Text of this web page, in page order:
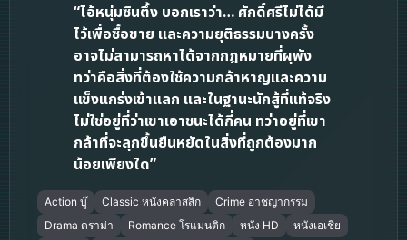
“ไอ้หนุ่มซินตึ้ง บอกเราว่า… ศักดิ์ศรีไม่ได้มี
ไว้เพื่อซื้อขาย และความยุติธรรมบางครั้ง
อาจไม่สามารถหาได้จากกฎหมายที่ผุพัง
ทว่าคือสิ่งที่ต้องใช้ความกล้าหาญและความ
แข็งแกร่งเข้าแลก และในฐานะนักสู้ที่แท้จริง
ไม่ใช่อยู่ที่ว่าเขาเอาชนะได้กี่คน ทว่าอยู่ที่เขา
กล้าที่จะลุกขึ้นยืนหยัดในสิ่งที่ถูกต้องมาก
น้อยเพียงใด”
Action บู๊ Classic หนังคลาสสิก
Crime อาชญากรรม
Drama ดราม่า
Romance โรแมนติก หนัง HD
หนังเอเชีย